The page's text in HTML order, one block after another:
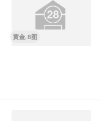
黄金, 8图